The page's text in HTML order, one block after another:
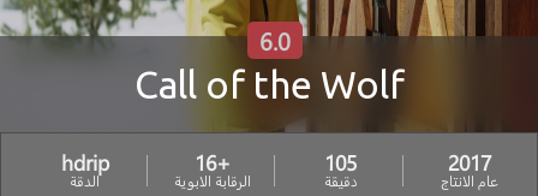
Call of the Wolf
6.0
2017
عام الانتاج
105
دقيقة
+16
الرقابة الابوية
hdrip
الدقة